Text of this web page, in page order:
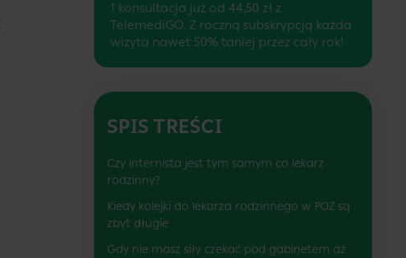
1 konsultacja już od 44,50 zł z
TelemediGO. Z roczną subskrypcją każda
wizyta nawet 50% taniej przez cały rok!
SPIS TREŚCI
Czy internista jest tym samym co lekarz
rodzinny?
Kiedy kolejki do lekarza rodzinnego w POZ są
zbyt długie
Gdy nie masz siły czekać pod gabinetem aż